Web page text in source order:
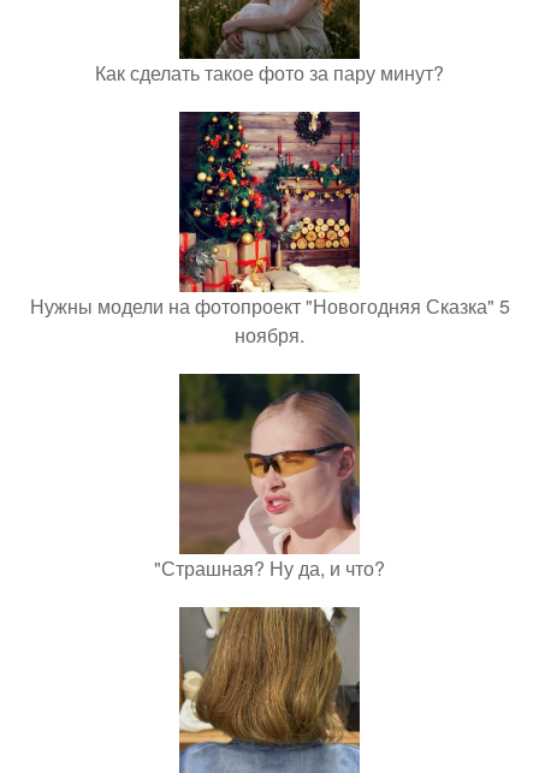
Как сделать такое фото за пару минут?
Нужны модели на фотопроект "Новогодняя Сказка" 5
ноября.
"Страшная? Ну да, и что?